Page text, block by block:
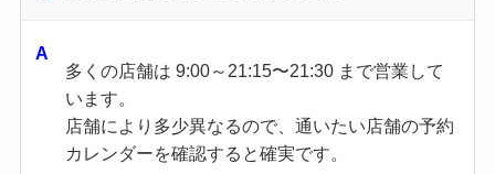
多くの店舗は 9:00～21:15〜21:30 まで営業して
います。
店舗により多少異なるので、通いたい店舗の予約
カレンダーを確認すると確実です。